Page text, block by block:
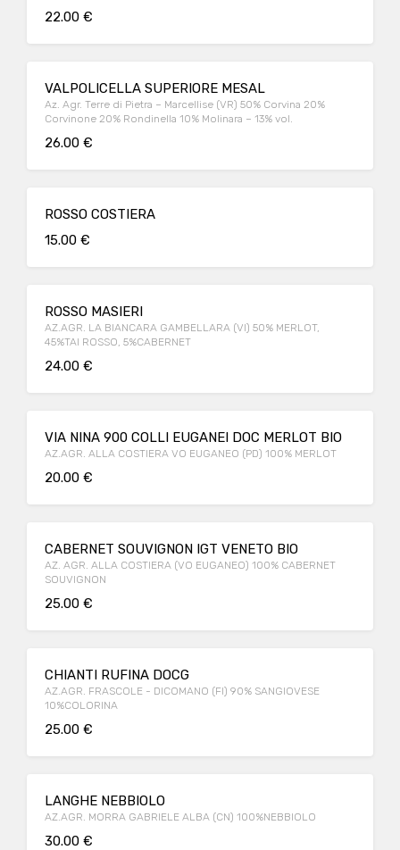
22.00 €
VALPOLICELLA SUPERIORE MESAL
Az. Agr. Terre di Pietra – Marcellise (VR) 50% Corvina 20%
Corvinone 20% Rondinella 10% Molinara – 13% vol.
26.00 €
ROSSO COSTIERA
15.00 €
ROSSO MASIERI
AZ.AGR. LA BIANCARA GAMBELLARA (VI) 50% MERLOT,
45%TAI ROSSO, 5%CABERNET
24.00 €
VIA NINA 900 COLLI EUGANEI DOC MERLOT BIO
AZ.AGR. ALLA COSTIERA VO EUGANEO (PD) 100% MERLOT
20.00 €
CABERNET SOUVIGNON IGT VENETO BIO
AZ. AGR. ALLA COSTIERA (VO EUGANEO) 100% CABERNET
SOUVIGNON
25.00 €
CHIANTI RUFINA DOCG
AZ.AGR. FRASCOLE - DICOMANO (FI) 90% SANGIOVESE
10%COLORINA
25.00 €
LANGHE NEBBIOLO
AZ.AGR. MORRA GABRIELE ALBA (CN) 100%NEBBIOLO
30.00 €